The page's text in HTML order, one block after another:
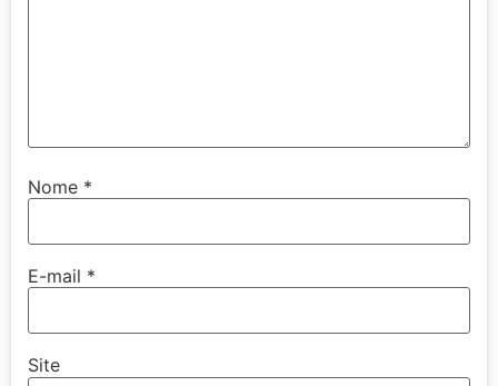
Nome *
E-mail *
Site